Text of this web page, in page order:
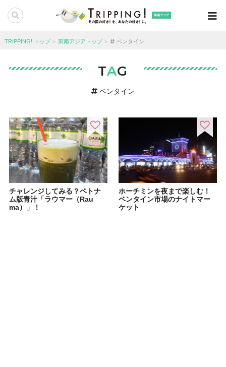
東南アジア
TRIPPING! トップ 東南アジアトップ ベンタイン
TAG
ベンタイン
チャレンジしてみる？ベトナ
ム版青汁「ラウマー（Rau
ma）」！
ホーチミンを夜まで楽しむ！
ベンタイン市場のナイトマー
ケット